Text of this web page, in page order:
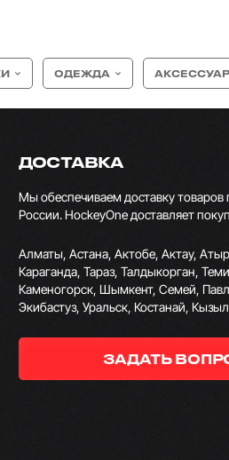
ОДЕЖДА
ДОСТАВКА
Мы обеспечиваем доставку товаров
России. HockeyOne доставляет
Алматы, Астана, Актобе, Актау,
Караганда, Тараз, Талдыкорган,
Каменогорск, Шымкент, Семей,
Экибастуз, Уральск, Костанай,
ЗАДАТЬ